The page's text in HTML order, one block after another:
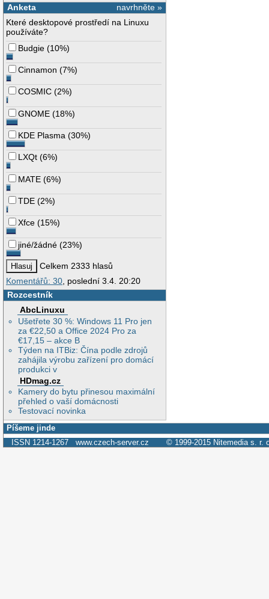
navrhněte »
Anketa
Které desktopové prostředí na Linuxu
používáte?
Budgie (10%)
Cinnamon (7%)
COSMIC (2%)
GNOME (18%)
KDE Plasma (30%)
LXQt (6%)
MATE (6%)
TDE (2%)
Xfce (15%)
jiné/žádné (23%)
Celkem 2333 hlasů
Komentářů: 30, poslední 3.4. 20:20
Rozcestník
AbcLinuxu
Ušetřete 30 %: Windows 11 Pro jen
za €22,50 a Office 2024 Pro za
€17,15 – akce B
Týden na ITBiz: Čína podle zdrojů
zahájila výrobu zařízení pro domácí
produkci v
HDmag.cz
Kamery do bytu přinesou maximální
přehled o vaší domácnosti
Testovací novinka
Píšeme jinde
ISSN 1214-1267 www.czech-server.cz © 1999-2015 Nitemedia s. r.